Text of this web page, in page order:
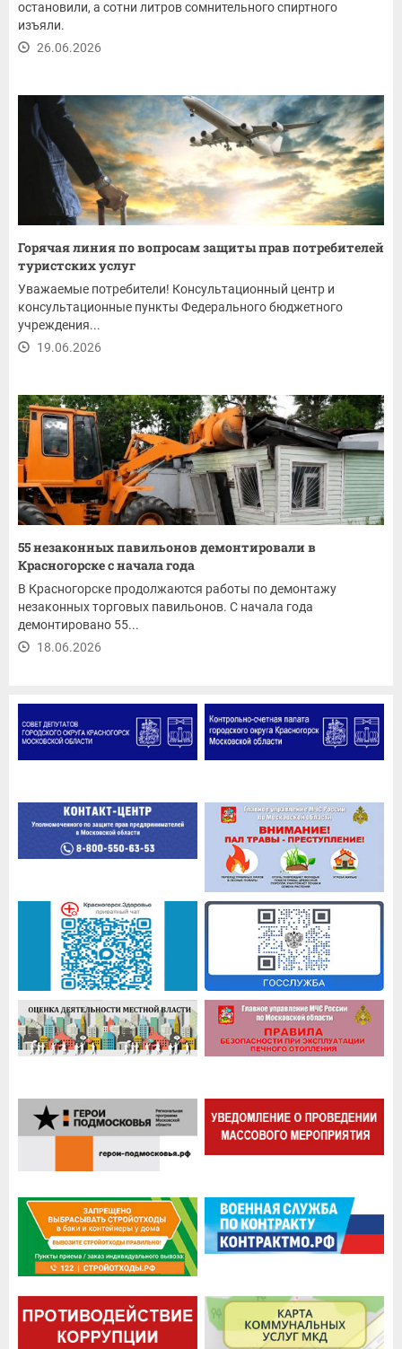
остановили, а сотни литров сомнительного спиртного
изъяли.
26.06.2026
Горячая линия по вопросам защиты прав потребителей
туристских услуг
Уважаемые потребители! Консультационный центр и
консультационные пункты Федерального бюджетного
учреждения...
19.06.2026
55 незаконных павильонов демонтировали в
Красногорске с начала года
В Красногорске продолжаются работы по демонтажу
незаконных торговых павильонов. С начала года
демонтировано 55...
18.06.2026